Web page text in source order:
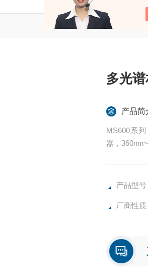
多光
产品简
MS600系
器，
产品型号
厂商性